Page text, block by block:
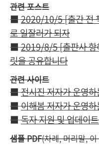
관련 포스트
■2020/10/5 [출간 전
로 일잘러가 되자
■2019/8/5 [출판사
릿을 공유합니다
관련 사이트
■전시진 저자가 운영
■이해봄 저자가 운영
■독자 지원 및 업데이
샘플 PDF(차례, 머리말,